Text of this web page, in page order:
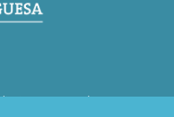
reservados